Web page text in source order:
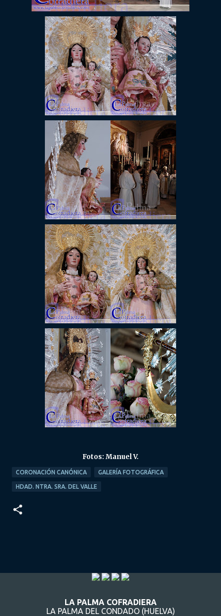
Fotos: Manuel V.
CORONACIÓN CANÓNICA GALERÍA FOTOGRÁFICA
HDAD. NTRA. SRA. DEL VALLE
LA PALMA COFRADIERA
LA PALMA DEL CONDADO (HUELVA)